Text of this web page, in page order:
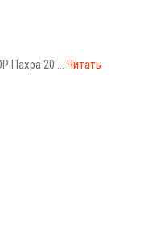
Пахра 20 ... Читать